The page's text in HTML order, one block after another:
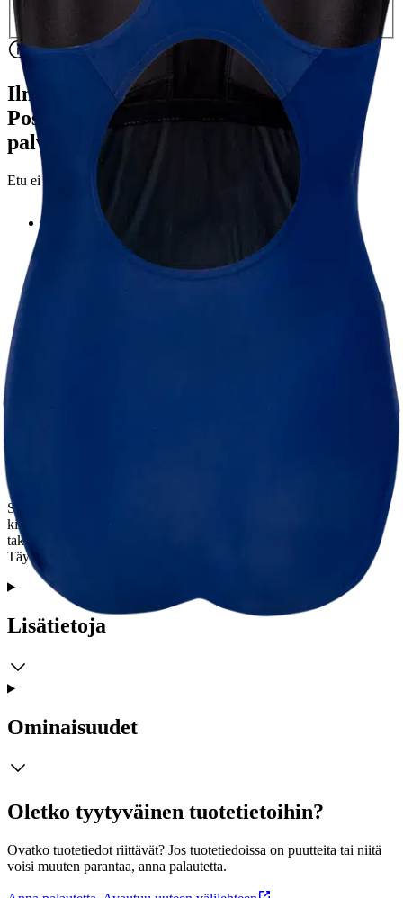
Siirry valitsemaan myymälä
Kotiin tai noutopisteeseen
Ilmainen toimitus yli 100 €:n tilauksille
Postin pakettiautomaattiin tai
palvelupisteeseen!
Etu ei koske Suuri‑lisäpalvelulla toimitettavia tuotteita.
Tarkista myymäläsaatavuus
Sporttisella etuprintillä somistettu naisten Actuelle-uimapuku jossa
kiinteä kevyt toppaus. Malli pyöreällä pääntiellä. Matala selkä ja
takana yhdistyvät olkaimet antavat liikkumisvapautta uidessa.
Täydellinen valinta niin uima-altaalle kuin rannalle.
Lisätietoja
Ominaisuudet
Oletko tyytyväinen tuotetietoihin?
Ovatko tuotetiedot riittävät? Jos tuotetiedoissa on puutteita tai niitä
voisi muuten parantaa, anna palautetta.